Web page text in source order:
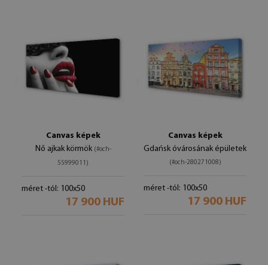
Canvas képek
Nő ajkak körmök (#och-
55999011)
méret -tól: 100x50
17 900 HUF
Canvas képek
Gdańsk óvárosának épületek
(#och-280271008)
méret -tól: 100x50
17 900 HUF